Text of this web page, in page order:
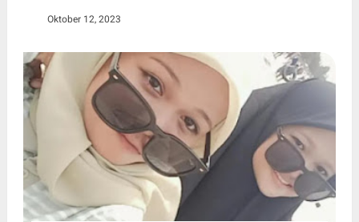
Oktober 12, 2023